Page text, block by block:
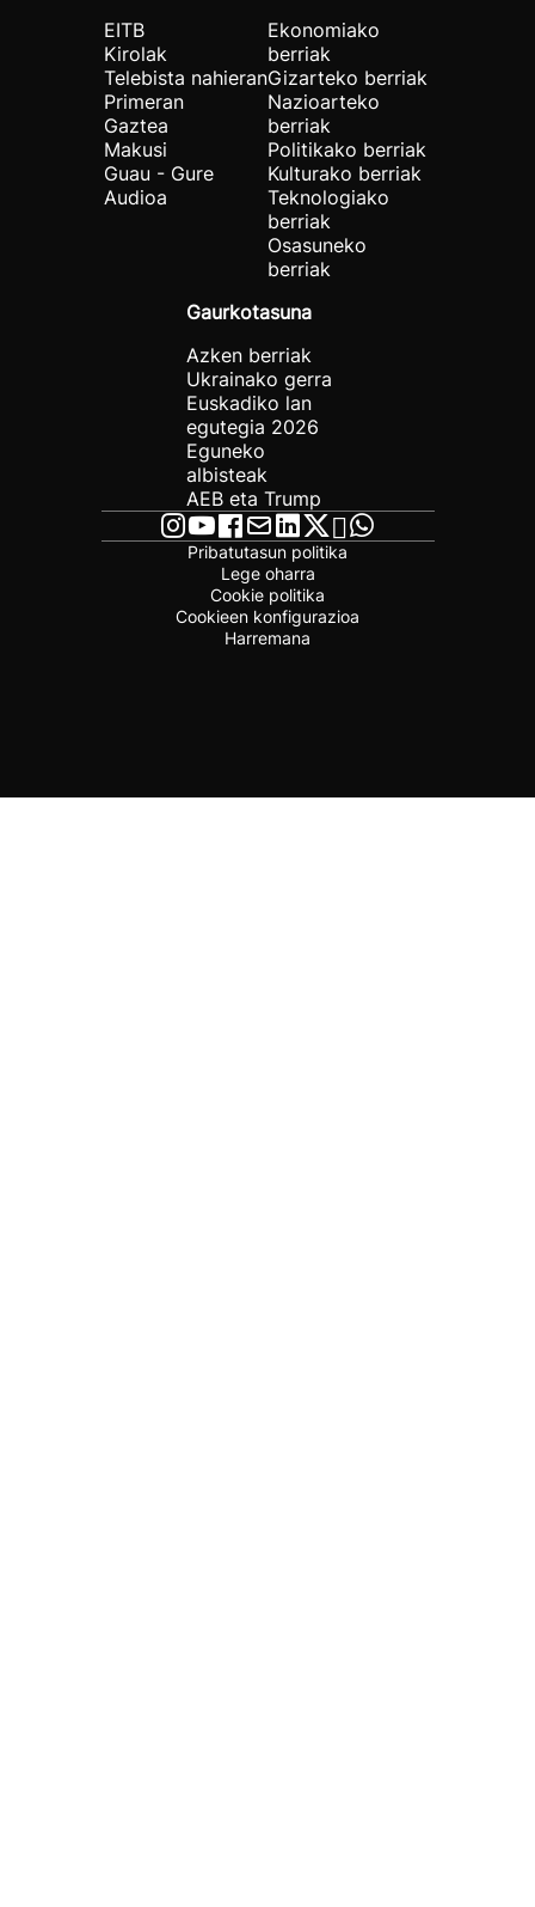
EITB
Kirolak
Telebista nahieran
Primeran
Gaztea
Makusi
Guau - Gure
Audioa
Ekonomiako
berriak
Gizarteko berriak
Nazioarteko
berriak
Politikako berriak
Kulturako berriak
Teknologiako
berriak
Osasuneko
berriak
Gaurkotasuna
Azken berriak
Ukrainako gerra
Euskadiko lan
egutegia 2026
Eguneko
albisteak
AEB eta Trump
Pribatutasun politika
Lege oharra
Cookie politika
Cookieen konfigurazioa
Harremana